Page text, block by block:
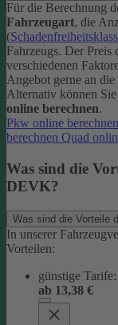
Für die Berechnung
Fahrzeugart, die
(
Fahrzeugs. Der Preis
verschiedenen
Angebot gerne an die
Alternativ können
online berechnen.
Pkw online berechnen
berechnen Quad
Was sind die
DEVK?
Was sind die Vorteile
In unserer
Vorteilen:
günstige Tarife:
ab 13,38 €